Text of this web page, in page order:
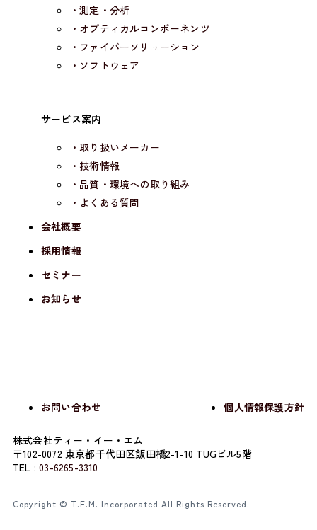
・測定・分析
・オプティカルコンポーネンツ
・ファイバーソリューション
・ソフトウェア
サービス案内
・取り扱いメーカー
・技術情報
・品質・環境への取り組み
・よくある質問
会社概要
採用情報
セミナー
お知らせ
株式会社ティー・イー・エム
〒102-0072 東京都千代田区飯田橋2-1-10 TUGビル5階
TEL :03-6265-3310
お問い合わせ 個人情報保護方針
Copyright © T.E.M. Incorporated All Rights Reserved.